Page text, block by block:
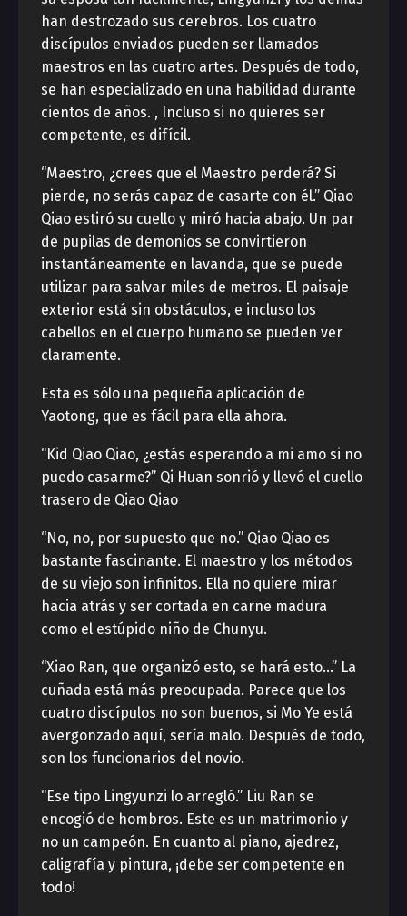
han destrozado sus cerebros. Los cuatro
discípulos enviados pueden ser llamados
maestros en las cuatro artes. Después de todo,
se han especializado en una habilidad durante
cientos de años. , Incluso si no quieres ser
competente, es difícil.
“Maestro, ¿crees que el Maestro perderá? Si
pierde, no serás capaz de casarte con él.” Qiao
Qiao estiró su cuello y miró hacia abajo. Un par
de pupilas de demonios se convirtieron
instantáneamente en lavanda, que se puede
utilizar para salvar miles de metros. El paisaje
exterior está sin obstáculos, e incluso los
cabellos en el cuerpo humano se pueden ver
claramente.
Esta es sólo una pequeña aplicación de
Yaotong, que es fácil para ella ahora.
“Kid Qiao Qiao, ¿estás esperando a mi amo si no
puedo casarme?” Qi Huan sonrió y llevó el cuello
trasero de Qiao Qiao
“No, no, por supuesto que no.” Qiao Qiao es
bastante fascinante. El maestro y los métodos
de su viejo son infinitos. Ella no quiere mirar
hacia atrás y ser cortada en carne madura
como el estúpido niño de Chunyu.
“Xiao Ran, que organizó esto, se hará esto…” La
cuñada está más preocupada. Parece que los
cuatro discípulos no son buenos, si Mo Ye está
avergonzado aquí, sería malo. Después de todo,
son los funcionarios del novio.
“Ese tipo Lingyunzi lo arregló.” Liu Ran se
encogió de hombros. Este es un matrimonio y
no un campeón. En cuanto al piano, ajedrez,
caligrafía y pintura, ¡debe ser competente en
todo!